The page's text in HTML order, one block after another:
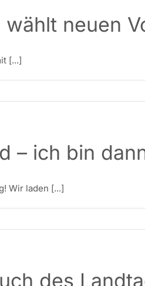
neuen
[...]
– ich bin
Wir laden [...]
des